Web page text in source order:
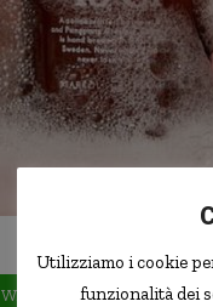
WhatsApp
Utilizziamo i cookie
funzionalità dei